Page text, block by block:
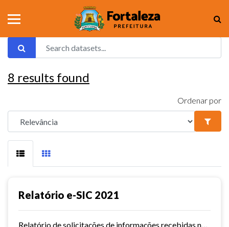
8 results found
Ordenar por
Relatório e-SIC 2021